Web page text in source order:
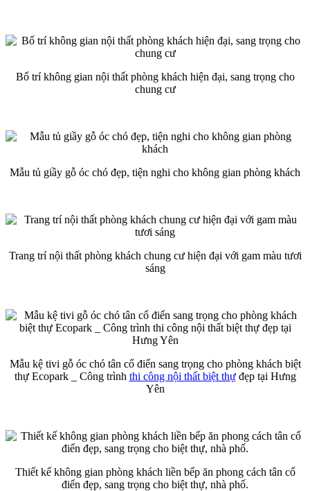
Bố trí không gian nội thất phòng khách hiện đại, sang trọng cho
chung cư
Mẫu tủ giầy gỗ óc chó đẹp, tiện nghi cho không gian phòng khách
Trang trí nội thất phòng khách chung cư hiện đại với gam màu tươi
sáng
Mẫu kệ tivi gỗ óc chó tân cổ điển sang trọng cho phòng khách biệt
thự Ecopark _ Công trình thi công nội thất biệt thựđẹp tại Hưng
Yên
Thiết kế không gian phòng khách liền bếp ăn phong cách tân cổ
điển đẹp, sang trọng cho biệt thự, nhà phố.